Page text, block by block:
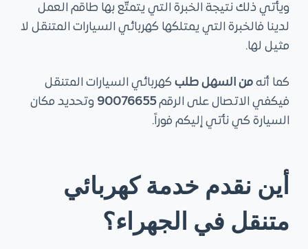
ويأتي ذلك نتيجة الخبرة التي يتمتّع بها طاقم العمل
لدينا فالخبرة التي يمتلكها كهربائي السيارات المتنقل لا
مثيل لها.
كما أنه من السهل طلبكهربائي السيارات المتنقل
فيكفي الاتصال على الرقم90076655 وتحديد مكان
السيارة كي نأتي إليكم فوراً.
أين نقدم خدمة كهربائي
متنقل في الجهراء؟